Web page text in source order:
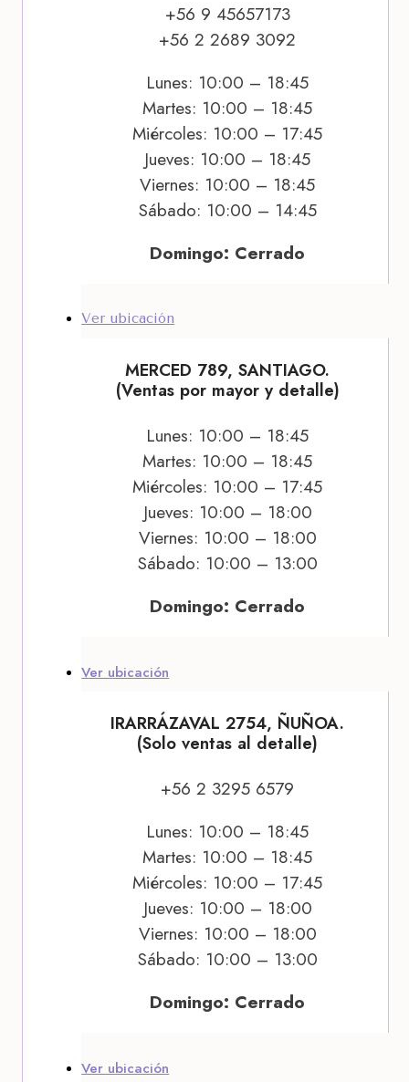
+56 9 45657173
+56 2 2689 3092
Lunes: 10:00 – 18:45
Martes: 10:00 – 18:45
Miércoles: 10:00 – 17:45
Jueves: 10:00 – 18:45
Viernes: 10:00 – 18:45
Sábado: 10:00 – 14:45
Domingo: Cerrado
Ver ubicación
MERCED 789, SANTIAGO.
(Ventas por mayor y detalle)
Lunes: 10:00 – 18:45
Martes: 10:00 – 18:45
Miércoles: 10:00 – 17:45
Jueves: 10:00 – 18:00
Viernes: 10:00 – 18:00
Sábado: 10:00 – 13:00
Domingo: Cerrado
Ver ubicación
IRARRÁZAVAL 2754, ÑUÑOA.
(Solo ventas al detalle)
+56 2 3295 6579
Lunes: 10:00 – 18:45
Martes: 10:00 – 18:45
Miércoles: 10:00 – 17:45
Jueves: 10:00 – 18:00
Viernes: 10:00 – 18:00
Sábado: 10:00 – 13:00
Domingo: Cerrado
Ver ubicación